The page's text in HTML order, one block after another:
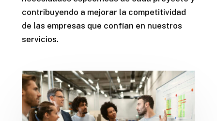
contribuyendo a mejorar la competitividad
de las empresas que confían en nuestros
servicios.